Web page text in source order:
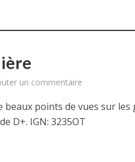
un commentaire
beaux points de vues sur
D+. IGN: 3235OT